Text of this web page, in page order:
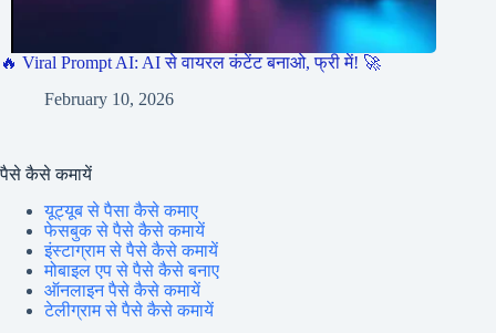
🔥 Viral Prompt AI: AI से वायरल कंटेंट बनाओ, फ्री में! 🚀
February 10, 2026
पैसे कैसे कमायें
यूट्यूब से पैसा कैसे कमाए
फेसबुक से पैसे कैसे कमायें
इंस्टाग्राम से पैसे कैसे कमायें
मोबाइल एप से पैसे कैसे बनाए
ऑनलाइन पैसे कैसे कमायें
टेलीग्राम से पैसे कैसे कमायें